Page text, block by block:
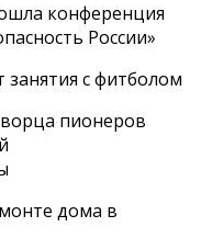
конференция
России»
с фитболом
пионеров
дома в